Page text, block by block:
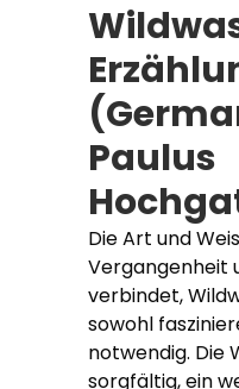
Paulus
Die Art und
Vergangenheit
verbindet,
sowohl
notwendig. Die
sorgfältig, ein